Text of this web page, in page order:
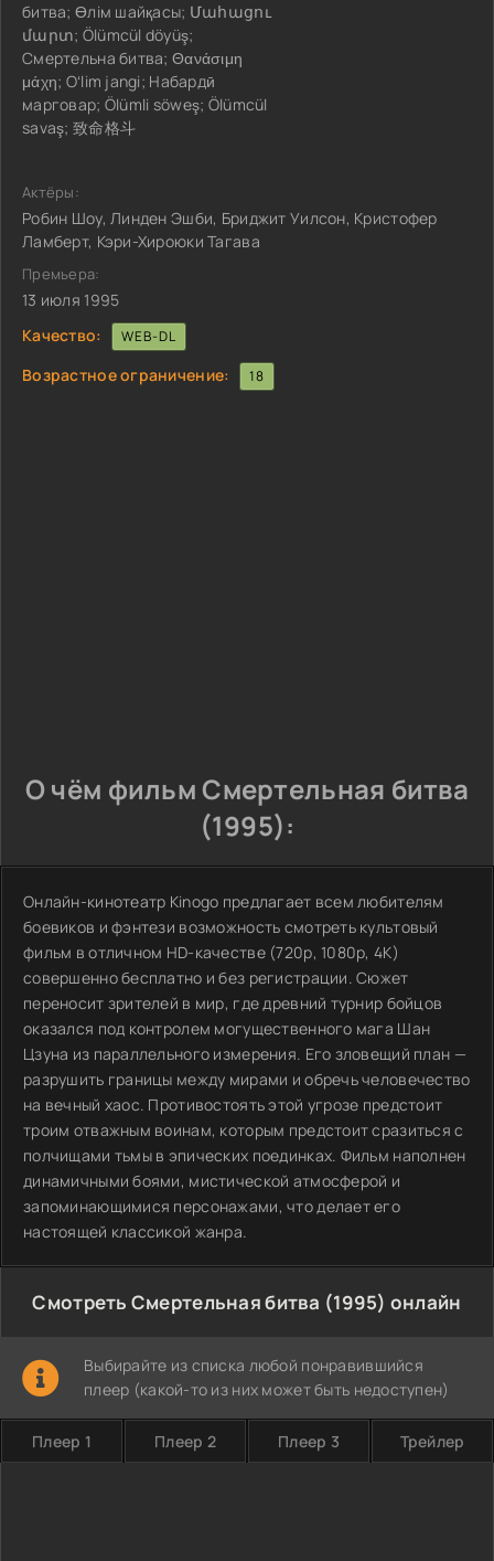
битва; Өлім шайқасы; Մահացու
մարտ; Ölümcül döyüş;
Смертельна битва; Θανάσιμη
μάχη; Oʻlim jangi; Набардӣ
марговар; Ölümli söweş; Ölümcül
savaş; 致命格斗
Актёры:
Робин Шоу, Линден Эшби, Бриджит Уилсон, Кристофер
Ламберт, Кэри-Хироюки Тагава
Премьера:
13 июля 1995
Качество:
WEB-DL
Возрастное ограничение: 18
О чём фильм Смертельная битва
(1995):
Онлайн-кинотеатр Kinogo предлагает всем любителям
боевиков и фэнтези возможность смотреть культовый
фильм в отличном HD-качестве (720p, 1080p, 4K)
совершенно бесплатно и без регистрации. Сюжет
переносит зрителей в мир, где древний турнир бойцов
оказался под контролем могущественного мага Шан
Цзуна из параллельного измерения. Его зловещий план —
разрушить границы между мирами и обречь человечество
на вечный хаос. Противостоять этой угрозе предстоит
троим отважным воинам, которым предстоит сразиться с
полчищами тьмы в эпических поединках. Фильм наполнен
динамичными боями, мистической атмосферой и
запоминающимися персонажами, что делает его
настоящей классикой жанра.
Смотреть Смертельная битва (1995) онлайн
Выбирайте из списка любой понравившийся
плеер (какой-то из них может быть недоступен)
Плеер 1 Плеер 2 Плеер 3 Трейлер